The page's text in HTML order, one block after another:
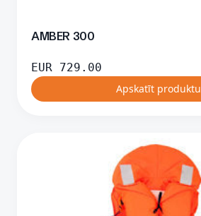
AMBER 300
EUR 729.00
Apskatīt produktu